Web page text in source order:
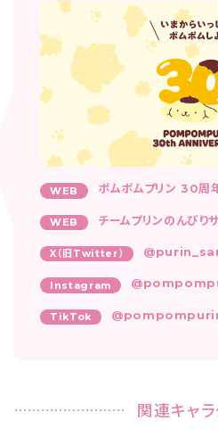
WEB ポムポムプリン 30周
WEB チームプリンのんびり
X（旧Twitter）
Instagram
TikTok
関連キャ